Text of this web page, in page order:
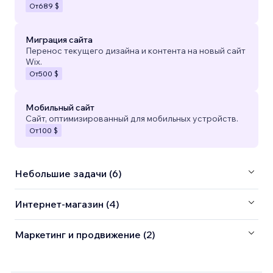
От689 $
Миграция сайта
Перенос текущего дизайна и контента на новый сайт
Wix.
От500 $
Мобильный сайт
Сайт, оптимизированный для мобильных устройств.
От100 $
Небольшие задачи (6)
Интернет-магазин (4)
Маркетинг и продвижение (2)